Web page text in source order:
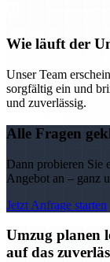
Wie läuft der
Unser Team
sorgfältig ein und
und zuverlässig.
Alle Fragen
Dann probieren Sie
Angebot an – ganz
Jetzt Anfrage starten
Umzug planen
auf das